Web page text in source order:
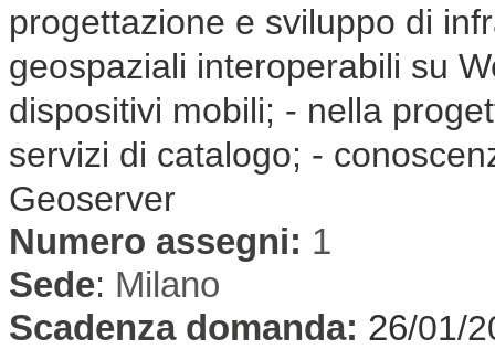
progettazione e sviluppo di
geospaziali interoperabili su
dispositivi mobili; - nella
servizi di catalogo; -
Geoserver
Numero assegni: 1
Sede: Milano
Scadenza domanda: 26/01/